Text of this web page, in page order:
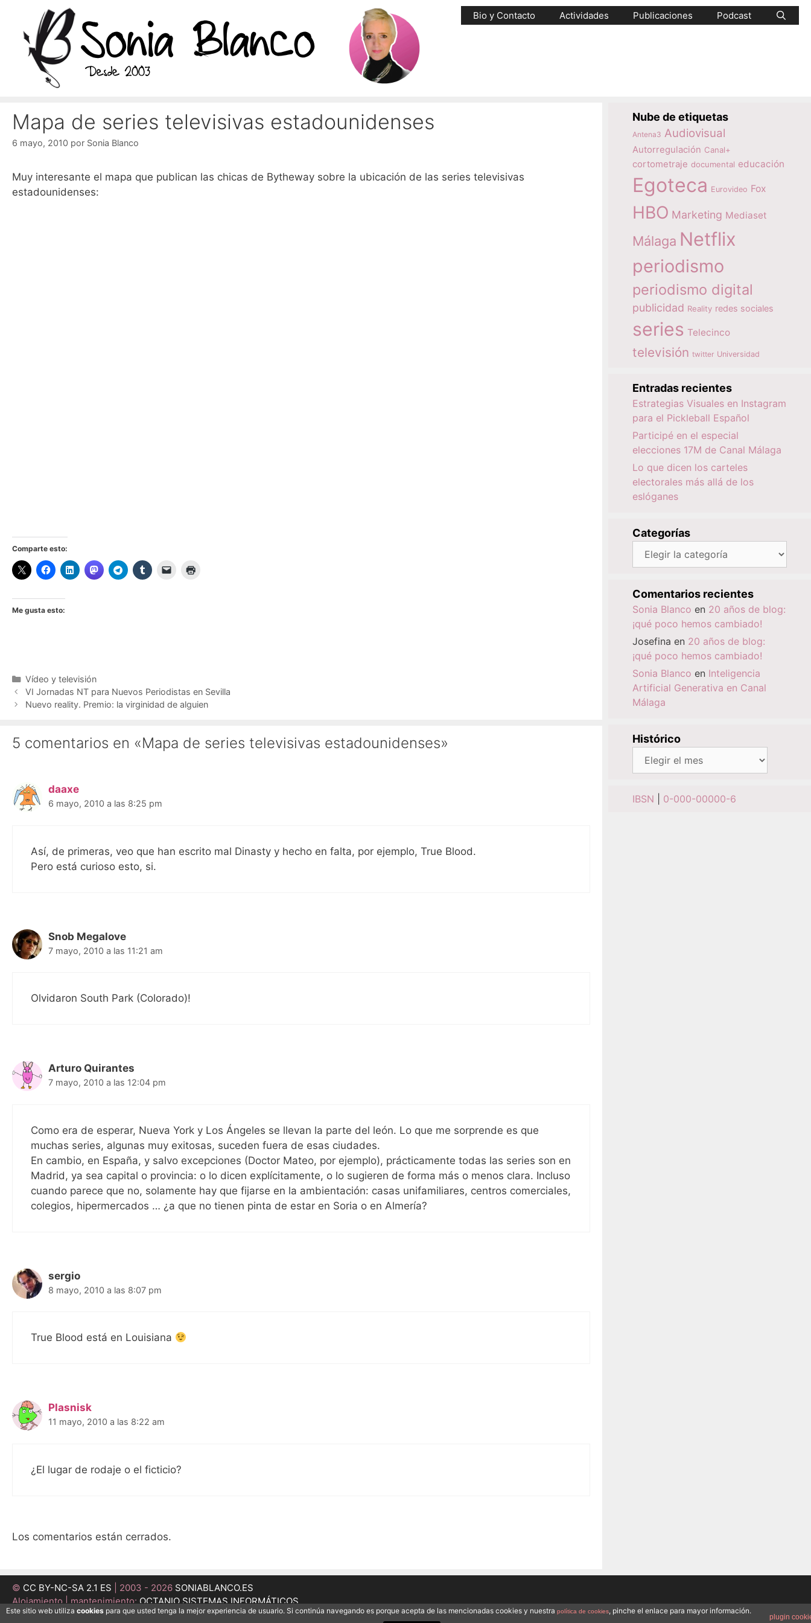
contenido
Bio y Contacto Actividades Publicaciones Podcast
Mapa de series televisivas estadounidenses
6 mayo, 2010 por Sonia Blanco
Muy interesante el mapa que publican las chicas de Bytheway sobre la ubicación de las series televisivas
estadounidenses:
Comparte esto:
Me gusta esto:
Categorías
Vídeo y televisión
VI Jornadas NT para Nuevos Periodistas en Sevilla
Nuevo reality. Premio: la virginidad de alguien
5 comentarios en «Mapa de series televisivas estadounidenses»
daaxe
6 mayo, 2010 a las 8:25 pm
Así, de primeras, veo que han escrito mal Dinasty y hecho en falta, por ejemplo, True Blood.
Pero está curioso esto, si.
Snob Megalove
7 mayo, 2010 a las 11:21 am
Olvidaron South Park (Colorado)!
Arturo Quirantes
7 mayo, 2010 a las 12:04 pm
Como era de esperar, Nueva York y Los Ángeles se llevan la parte del león. Lo que me sorprende es que
muchas series, algunas muy exitosas, suceden fuera de esas ciudades.
En cambio, en España, y salvo excepciones (Doctor Mateo, por ejemplo), prácticamente todas las series son en
Madrid, ya sea capital o provincia: o lo dicen explícitamente, o lo sugieren de forma más o menos clara. Incluso
cuando parece que no, solamente hay que fijarse en la ambientación: casas unifamiliares, centros comerciales,
colegios, hipermercados … ¿a que no tienen pinta de estar en Soria o en Almería?
sergio
8 mayo, 2010 a las 8:07 pm
True Blood está en Louisiana
Plasnisk
11 mayo, 2010 a las 8:22 am
¿El lugar de rodaje o el ficticio?
Los comentarios están cerrados.
Nube de etiquetas
Antena3 Audiovisual
Autorregulación Canal+
cortometraje documental educación
Egoteca Eurovideo Fox
HBO Marketing Mediaset
Málaga Netflix
periodismo
periodismo digital
publicidad Reality redes sociales
series Telecinco
televisión twitter Universidad
Entradas recientes
Estrategias Visuales en Instagram
para el Pickleball Español
Participé en el especial
elecciones 17M de Canal Málaga
Lo que dicen los carteles
electorales más allá de los
eslóganes
Categorías
Categorías
Comentarios recientes
Sonia Blanco en 20 años de blog:
¡qué poco hemos cambiado!
Josefina en 20 años de blog:
¡qué poco hemos cambiado!
Sonia Blanco en Inteligencia
Artificial Generativa en Canal
Málaga
Histórico
Histórico
IBSN 0-000-00000-6
© CC BY-NC-SA 2.1 ES | 2003 - 2026 SONIABLANCO.ES
Alojamiento | mantenimiento: OCTANIO SISTEMAS INFORMÁTICOS
Desarrollo:MEDI@ESFERA
Este sitio web utiliza cookies para que usted tenga la mejor experiencia de usuario. Si continúa navegando es porque acepta de las mencionadas cookies y nuestra política de cookies, pinche el enlace para mayor información.
plugin